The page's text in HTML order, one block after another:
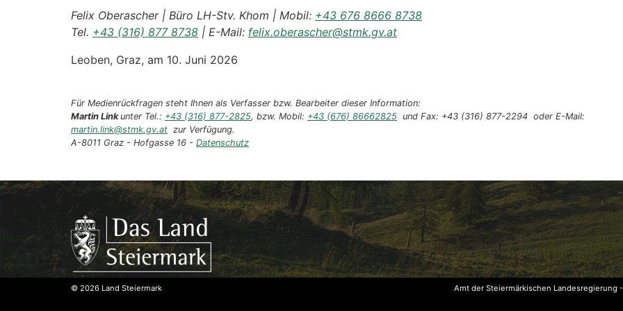
Felix Oberascher | Büro LH-Stv. Khom | Mobil: +43 676 8666 8738
Tel. +43 (316) 877 8738 | E-Mail: felix.oberascher@stmk.gv.at
Leoben, Graz, am 10. Juni 2026
Für Medienrückfragen steht Ihnen als Verfasser bzw. Bearbeiter dieser Information:
Martin Linkunter Tel.: +43 (316) 877-2825, bzw. Mobil: +43 (676) 86662825 und Fax: +43 (316) 877-2294 oder E-Mail:
martin.link@stmk.gv.at zur Verfügung.
A-8011 Graz - Hofgasse 16 - Datenschutz
© 2026 Land Steiermark Amt der Steiermärkischen Landesregierung -